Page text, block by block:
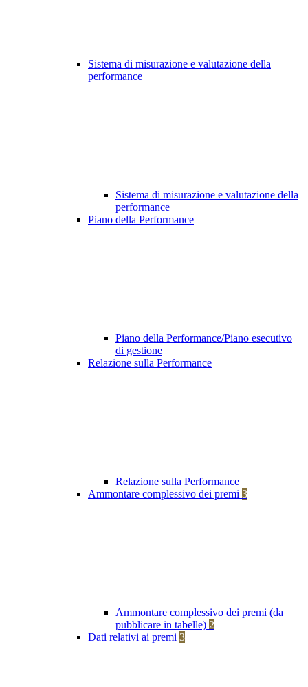
Sistema di misurazione e valutazione della
performance
Sistema di misurazione e valutazione della
performance
Piano della Performance
Piano della Performance/Piano esecutivo
di gestione
Relazione sulla Performance
Relazione sulla Performance
Ammontare complessivo dei premi 3
Ammontare complessivo dei premi (da
pubblicare in tabelle) 2
Dati relativi ai premi 3